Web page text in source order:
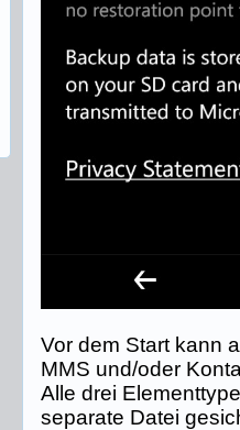
Vor dem Start kann
MMS und/oder
Alle drei
separate Datei